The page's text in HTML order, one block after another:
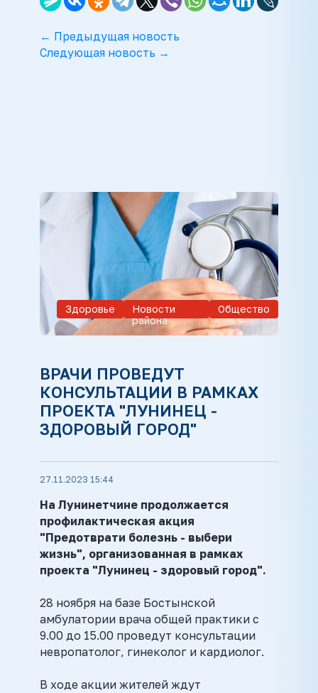
← Предыдущая новость
Следующая новость →
Здоровье
Новости
района
Общество
ВРАЧИ ПРОВЕДУТ
КОНСУЛЬТАЦИИ В РАМКАХ
ПРОЕКТА "ЛУНИНЕЦ -
ЗДОРОВЫЙ ГОРОД"
27.11.2023 15:44
На Лунинетчине продолжается
профилактическая акция
"Предотврати болезнь - выбери
жизнь", организованная в рамках
проекта "Лунинец - здоровый город".
28 ноября на базе Бостынской
амбулатории врача общей практики с
9.00 до 15.00 проведут консультации
невропатолог, гинеколог и кардиолог.
В ходе акции жителей ждут